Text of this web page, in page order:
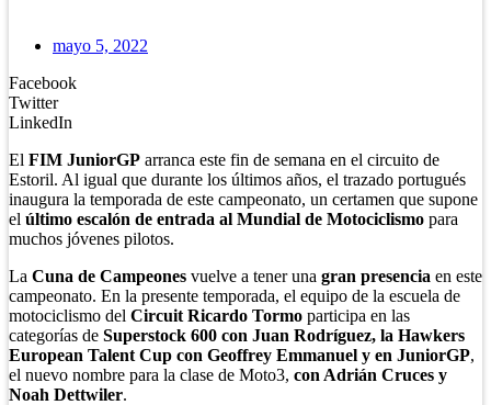
mayo 5, 2022
Facebook
Twitter
LinkedIn
El FIM JuniorGP arranca este fin de semana en el circuito de
Estoril. Al igual que durante los últimos años, el trazado portugués
inaugura la temporada de este campeonato, un certamen que supone
el último escalón de entrada al Mundial de Motociclismo para
muchos jóvenes pilotos.
La Cuna de Campeones vuelve a tener una gran presencia en este
campeonato. En la presente temporada, el equipo de la escuela de
motociclismo del Circuit Ricardo Tormo participa en las
categorías de Superstock 600 con Juan Rodríguez, la Hawkers
European Talent Cup con Geoffrey Emmanuel y en JuniorGP,
el nuevo nombre para la clase de Moto3, con Adrián Cruces y
Noah Dettwiler.